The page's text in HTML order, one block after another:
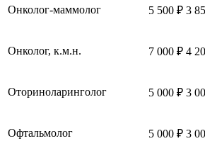
Онколог-маммолог 5 500 ₽ 3
Онколог, к.м.н. 7 000 ₽ 4
Оториноларинголог 5 000 ₽ 3
Офтальмолог 5 000 ₽ 3